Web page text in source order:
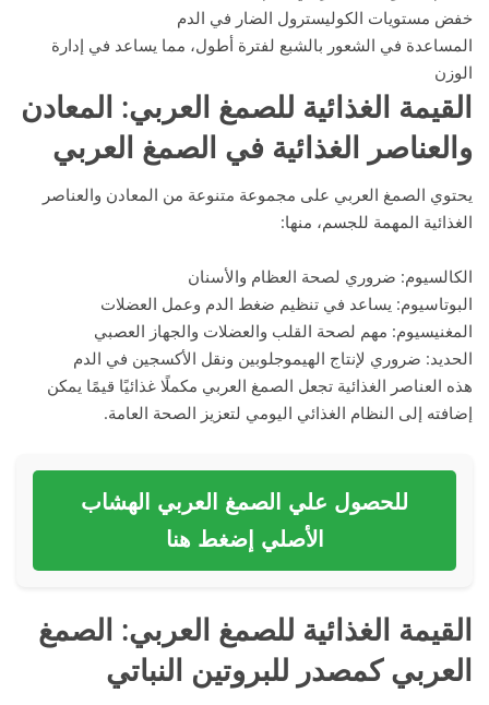
خفض مستويات الكوليسترول الضار في الدم
المساعدة في الشعور بالشبع لفترة أطول، مما يساعد في إدارة
الوزن
القيمة الغذائية للصمغ العربي: المعادن
والعناصر الغذائية في الصمغ العربي
يحتوي الصمغ العربي على مجموعة متنوعة من المعادن والعناصر
الغذائية المهمة للجسم، منها:
الكالسيوم: ضروري لصحة العظام والأسنان
البوتاسيوم: يساعد في تنظيم ضغط الدم وعمل العضلات
المغنيسيوم: مهم لصحة القلب والعضلات والجهاز العصبي
الحديد: ضروري لإنتاج الهيموجلوبين ونقل الأكسجين في الدم
هذه العناصر الغذائية تجعل الصمغ العربي مكملًا غذائيًا قيمًا يمكن
إضافته إلى النظام الغذائي اليومي لتعزيز الصحة العامة.
للحصول علي الصمغ العربي الهشاب
الأصلي إضغط هنا
القيمة الغذائية للصمغ العربي: الصمغ
العربي كمصدر للبروتين النباتي